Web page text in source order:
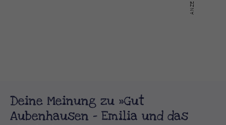
Deine Meinung zu »Gut
Aubenhausen - Emilia und das